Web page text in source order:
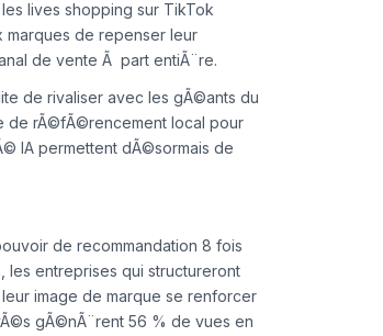
sociale, contre 41 % il y a
lives shopping sur TikTok
de repenser leur
de vente Ã part entiÃ¨re.
de rivaliser avec les gÃ©ants du
rÃ©fÃ©rencement local pour
IA permettent dÃ©sormais de
de recommandation 8 fois
entreprises qui structureront
image de marque se renforcer